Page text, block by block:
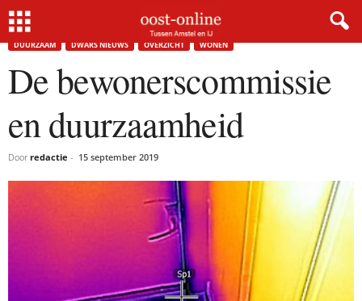
Home De bewonerscommissie en duurzaamheid
DUURZAAM DWARS NIEUWS OVERZICHT WONEN
De bewonerscommissie
en duurzaamheid
Door redactie - 15 september 2019